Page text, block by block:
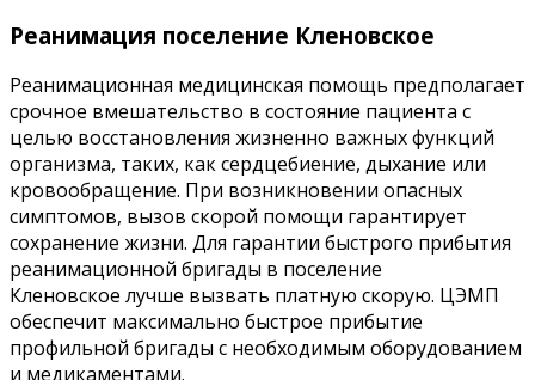
Реанимация поселение Кленовское
Реанимационная медицинская помощь предполагает
срочное вмешательство в состояние пациента с
целью восстановления жизненно важных функций
организма, таких, как сердцебиение, дыхание или
кровообращение. При возникновении опасных
симптомов, вызов скорой помощи гарантирует
сохранение жизни. Для гарантии быстрого прибытия
реанимационной бригады в поселение
Кленовское лучше вызвать платную скорую. ЦЭМП
обеспечит максимально быстрое прибытие
профильной бригады с необходимым оборудованием
и медикаментами.